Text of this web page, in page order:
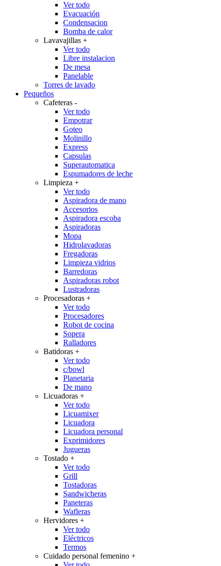
Ver todo
Evacuación
Condensacion
Bomba de calor
Lavavajillas +
Ver todo
Libre instalacion
De mesa
Panelable
Torres de lavado
Pequeños
Cafeteras -
Ver todo
Empotrar
Goteo
Molinillo
Express
Capsulas
Superautomatica
Espumadores de leche
Limpieza +
Ver todo
Aspiradora de mano
Accesorios
Aspiradora escoba
Aspiradoras
Mopa
Hidrolavadoras
Fregadoras
Limpieza vidrios
Barredoras
Aspiradoras robot
Lustradoras
Procesadoras +
Ver todo
Procesadores
Robot de cocina
Sopera
Ralladores
Batidoras +
Ver todo
c/bowl
Planetaria
De mano
Licuadoras +
Ver todo
Licuamixer
Licuadora
Licuadora personal
Exprimidores
Jugueras
Tostado +
Ver todo
Grill
Tostadoras
Sandwicheras
Paneteras
Wafleras
Hervidores +
Ver todo
Eléctricos
Termos
Cuidado personal femenino +